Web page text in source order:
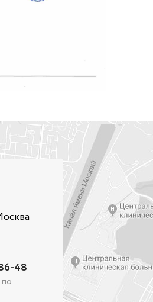
48
по